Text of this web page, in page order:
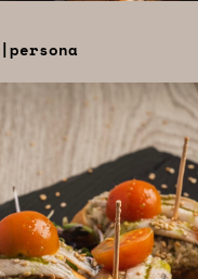
|persona